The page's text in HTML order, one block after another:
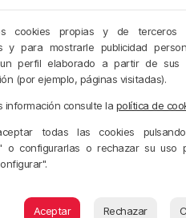
7.500 millones de
total recae sobre las
ingresado por las rentas de
sus beneficios
reducido en 38 millones de
apenas aportan 7 euros.
cookies propias y de terceros
y para mostrarle publicidad
perfil elaborado a partir de sus
(por ejemplo, páginas visitadas).
información consulte la política de
todas las cookies
o configurarlas o rechazar su uso
Aceptar Rechazar